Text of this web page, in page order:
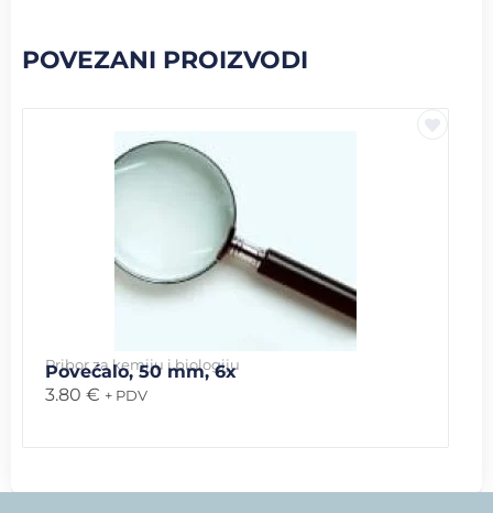
POVEZANI PROIZVODI
Pribor za kemiju i biologiju
Povećalo, 50 mm, 6x
3.80 € + PDV